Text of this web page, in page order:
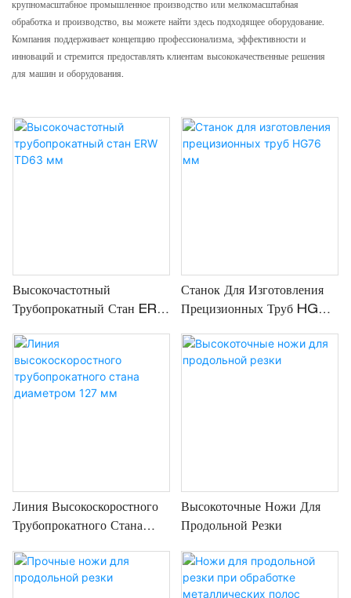
крупномасштабное промышленное производство или мелкомасштабная
обработка и производство, вы можете найти здесь подходящее оборудование.
Компания поддерживает концепцию профессионализма, эффективности и
инноваций и стремится предоставлять клиентам высококачественные решения
для машин и оборудования.
Высокочастотный
Трубопрокатный Стан ERW
Станок Для Изготовления
Прецизионных Труб HG76
Линия Высокоскоростного
Трубопрокатного Стана
Высокоточные Ножи Для
Продольной Резки